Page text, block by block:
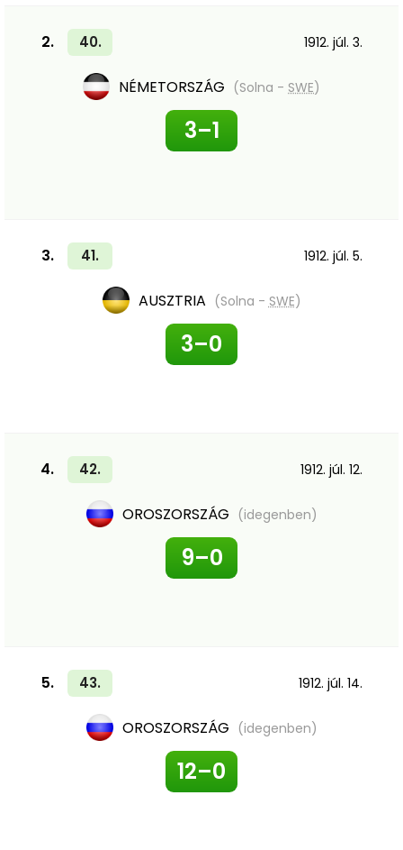
2. 40. 1912. júl. 3.
NÉMETORSZÁG (Solna - SWE)
3–1
3. 41. 1912. júl. 5.
AUSZTRIA (Solna - SWE)
3–0
4. 42. 1912. júl. 12.
OROSZORSZÁG (idegenben)
9–0
5. 43. 1912. júl. 14.
OROSZORSZÁG (idegenben)
12–0